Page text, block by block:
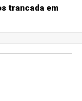
trancada em